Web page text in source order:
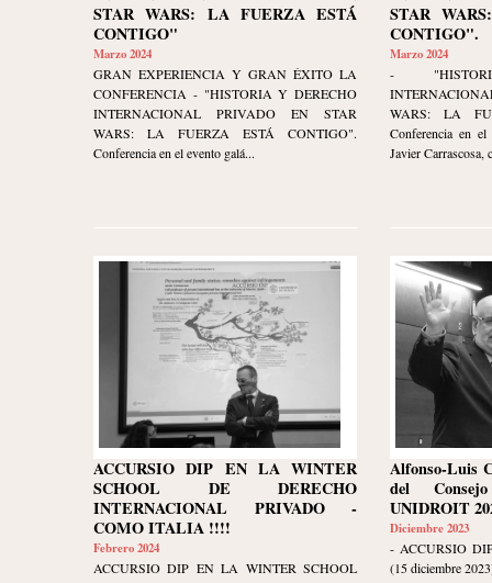
STAR WARS: LA FUERZA ESTÁ
CONTIGO"
Marzo 2024
GRAN EXPERIENCIA Y GRAN ÉXITO LA
CONFERENCIA - "HISTORIA Y DERECHO
INTERNACIONAL PRIVADO EN STAR
WARS: LA FUERZA ESTÁ CONTIGO".
Conferencia en el evento galá...
STAR
CONTIGO".
Marzo 2024
-
WARS: LA
Conferencia en
Javier
ACCURSIO DIP EN LA WINTER
SCHOOL DE DERECHO
INTERNACIONAL PRIVADO -
COMO ITALIA !!!!
Febrero 2024
ACCURSIO DIP EN LA WINTER SCHOOL
Alfonso-Luis
del
UNIDROIT
Diciembre 2023
- ACCURSIO
(15 diciembre